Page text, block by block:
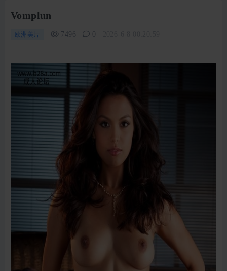
Vomplun
欧洲美片 7496 0